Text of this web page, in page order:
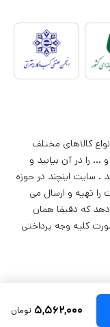
۵,۵۶۲,۰۰۰ تومان
کالاهای مختلف
... را در آن بیابید و
. سایت اینچند در حوزه
را تهیه و ارسال می
دهد که دقیقا همان
کلیه وجه پرداختی
تجاری با ذکر منبع بلامانع
بازار